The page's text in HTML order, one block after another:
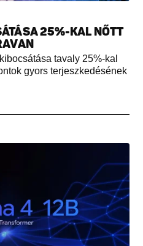
25%-KAL NŐTT
tavaly 25%-kal
gyors terjeszkedésének